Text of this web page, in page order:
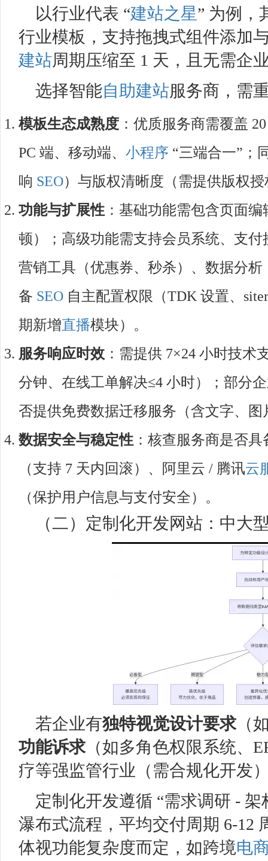
以行业代表 “建站之星” 为例，
行业模板，支持拖拽式组件添加
建站周期压缩至 1 天，且无需企
选择智能自助建站服务商，需
模板生态成熟度 ：优质服务商需覆盖
PC 端、移动端、 小程序 “三端合一”；
响 SEO）与版权清晰度（需提供版权
功能与扩展性 ：基础功能需包含页面
顿）；高级功能需支持会员系统、支
营销工具（优惠券、秒杀）、数据分
备 SEO 自主配置权限（TDK 设置、
期新增直播模块）。
服务响应时效 ：需提供 7×24 小时技术
分钟、在线工单解决≤4 小时）；部分
否提供免费数据迁移服务（含文字、
数据安全与稳定性 ：核查服务商是否
（支持 7 天内回滚）、阿里云 / 腾讯云
（保护用户信息与支付安全）。
（二）定制化开发网站：中大
若企业有独特视觉设计要求（
功能诉求（如多角色权限系统、
疗等强监管行业（需合规化开发
定制化开发遵循 “需求调研 -
瀑布式流程，平均交付周期 6-12
体视功能复杂度而定，如跨境电